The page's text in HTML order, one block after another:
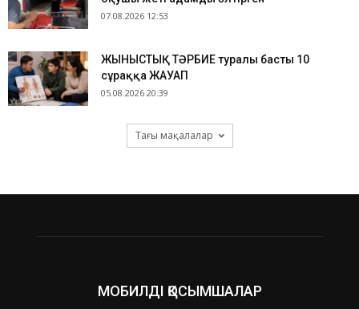
07.08.2026 12:53
ЖЫНЫСТЫҚ ТӘРБИЕ туралы басты 10
сұраққа ЖАУАП
05.08.2026 20:39
Тағы мақалалар
МОБИЛДІ ҚОСЫМШАЛАР